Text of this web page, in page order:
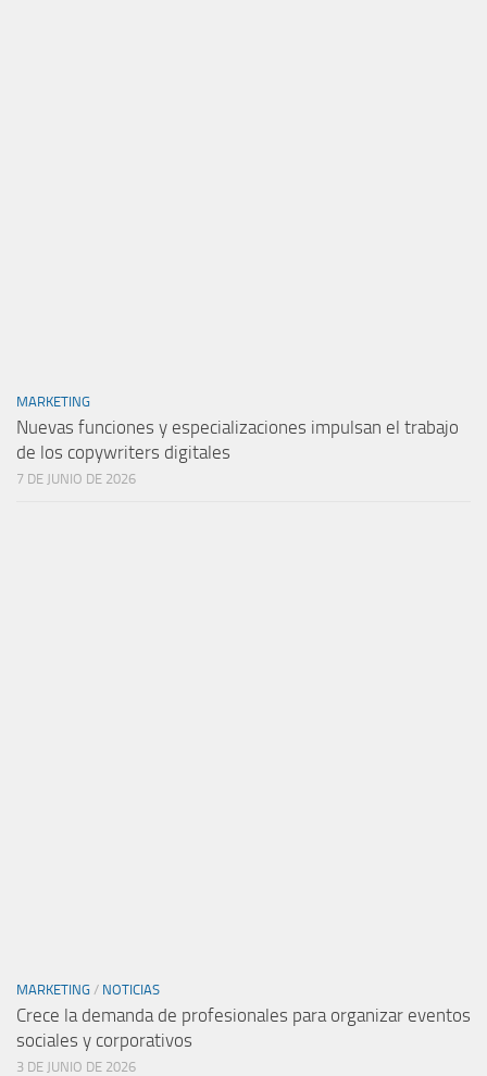
MARKETING
Nuevas funciones y especializaciones impulsan el trabajo
de los copywriters digitales
7 DE JUNIO DE 2026
MARKETING / NOTICIAS
Crece la demanda de profesionales para organizar eventos
sociales y corporativos
3 DE JUNIO DE 2026